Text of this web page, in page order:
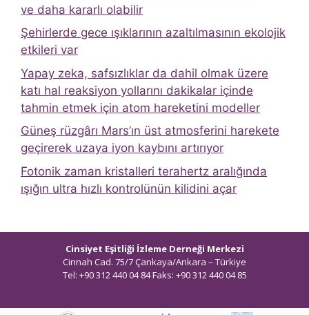
ve daha kararlı olabilir
Şehirlerde gece ışıklarının azaltılmasının ekolojik
etkileri var
Yapay zeka, safsızlıklar da dahil olmak üzere
katı hal reaksiyon yollarını dakikalar içinde
tahmin etmek için atom hareketini modeller
Güneş rüzgârı Mars’ın üst atmosferini harekete
geçirerek uzaya iyon kaybını artırıyor
Fotonik zaman kristalleri terahertz aralığında
ışığın ultra hızlı kontrolünün kilidini açar
Cinsiyet Eşitliği İzleme Derneği Merkezi
Cinnah Cad. 75/7 Çankaya/Ankara – Türkiye
Tel: +90 312 440 04 84 Faks: +90 312 440 04 85